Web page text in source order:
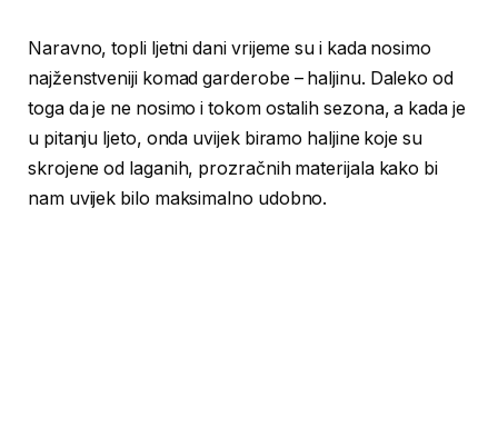
Naravno, topli ljetni dani vrijeme su i kada nosimo
najženstveniji komad garderobe – haljinu. Daleko od
toga da je ne nosimo i tokom ostalih sezona, a kada je
u pitanju ljeto, onda uvijek biramo haljine koje su
skrojene od laganih, prozračnih materijala kako bi
nam uvijek bilo maksimalno udobno.